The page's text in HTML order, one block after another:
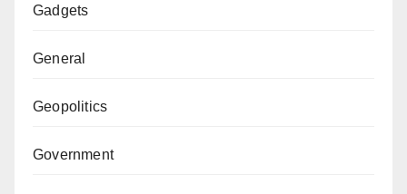
Gadgets
General
Geopolitics
Government